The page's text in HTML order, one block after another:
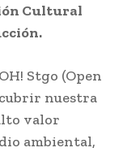
Cultural
Stgo (Open
nuestra
valor
ambiental,